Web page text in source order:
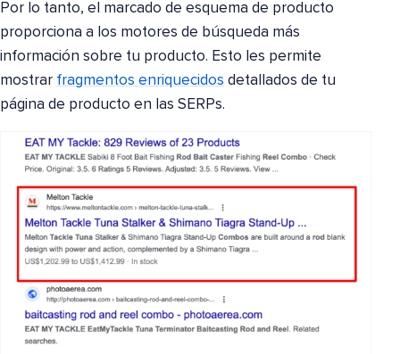
Por lo tanto, el marcado de esquema de producto
proporciona a los motores de búsqueda más
información sobre tu producto. Esto les permite
mostrar fragmentos enriquecidos detallados de tu
página de producto en las SERPs.